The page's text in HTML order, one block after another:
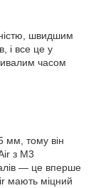
швидшим
і все це у
часом
мм, тому він
з M3
— це вперше
мають міцний